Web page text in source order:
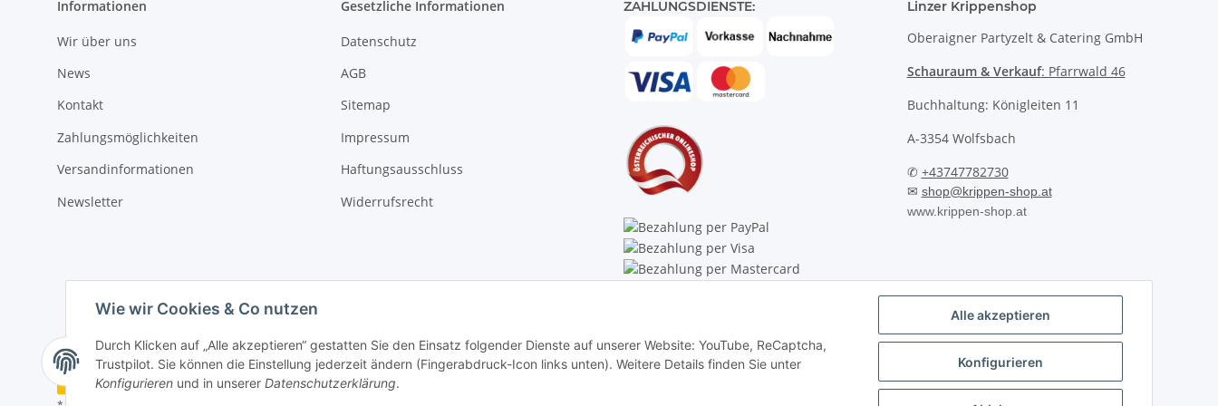
Alle akzeptieren
Konfigurieren
Wie wir Cookies & Co nutzen
Durch Klicken auf „Alle akzeptieren“ gestatten Sie den Einsatz folgender Dienste auf unserer Website: YouTube, ReCaptcha,
Trustpilot. Sie können die Einstellung jederzeit ändern (Fingerabdruck-Icon links unten). Weitere Details finden Sie unter
Konfigurieren und in unserer Datenschutzerklärung.
Informationen
Wir über uns
News
Kontakt
Zahlungsmöglichkeiten
Versandinformationen
Newsletter
Gesetzliche Informationen
Datenschutz
AGB
Sitemap
Impressum
Haftungsausschluss
Widerrufsrecht
ZAHLUNGSDIENSTE: Linzer Krippenshop
Oberaigner Partyzelt & Catering GmbH
Schauraum & Verkauf: Pfarrwald 46
Buchhaltung: Königleiten 11
A-3354 Wolfsbach
✆ +43747782730
✉ shop@krippen-shop.at
www.krippen-shop.at
Vertrag widerrufen